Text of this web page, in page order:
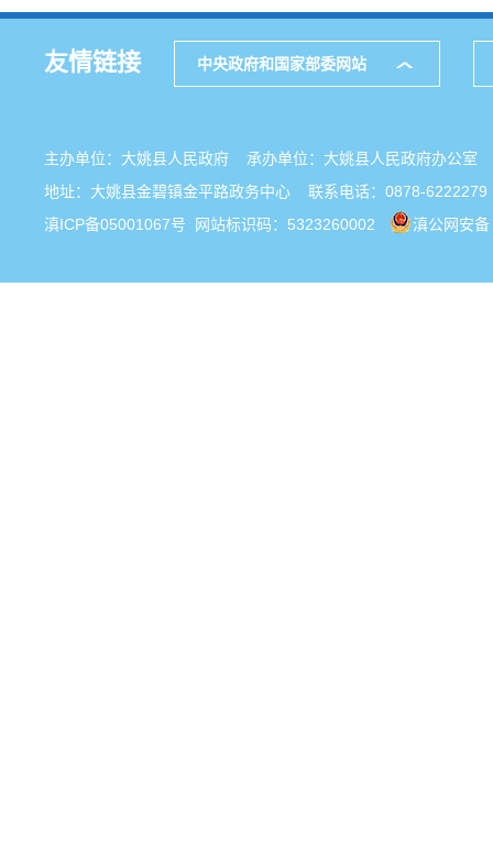
友情链接 中央政府和国家部委网站
主办单位：大姚县人民政府 承办单位：大姚县人民政府办公
地址：大姚县金碧镇金平路政务中心 联系电话：0878-6222279
滇ICP备05001067号 网站标识码：5323260002 滇公网安